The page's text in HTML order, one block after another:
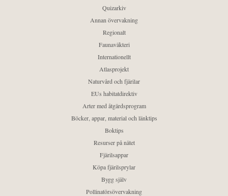
Quizarkiv
Annan övervakning
Regionalt
Faunaväkteri
Internationellt
Atlasprojekt
Naturvård och fjärilar
EUs habitatdirektiv
Arter med åtgärdsprogram
Böcker, appar, material och länktips
Boktips
Resurser på nätet
Fjärilsappar
Köpa fjärilsprylar
Bygg själv
Pollinatörsövervakning